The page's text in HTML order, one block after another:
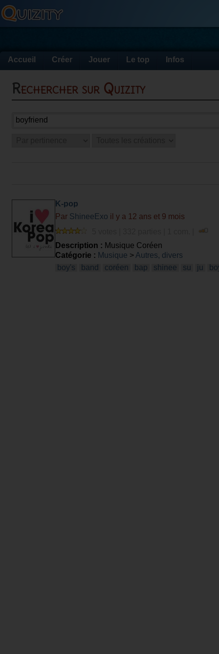
Accueil Créer Jouer Le top Infos
Rechercher sur Quizity
K-pop
Par ShineeExo il y a 12 ans et 9 mois
Description : Musique Coréen
Catégorie : Musique > Autres, divers
boy's
band coréen bap shinee su ju